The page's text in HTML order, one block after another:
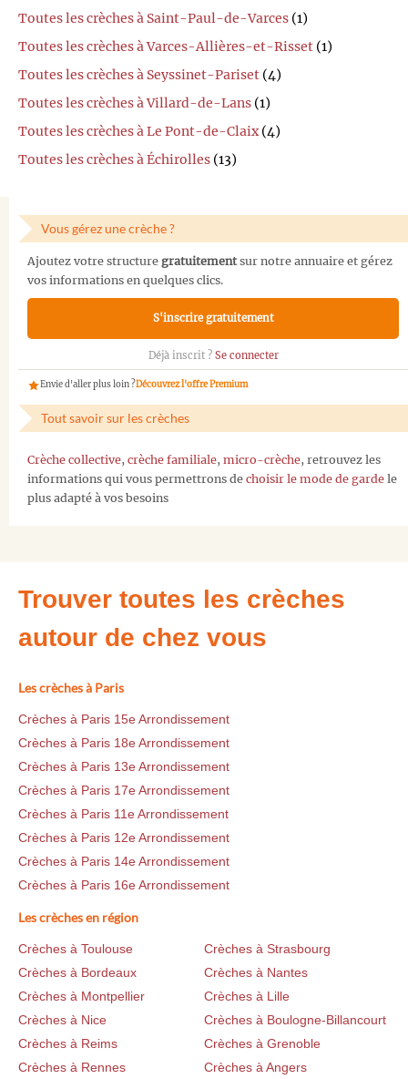
Toutes les crèches à Saint-Paul-de-Varces (1)
Toutes les crèches à Varces-Allières-et-Risset (1)
Toutes les crèches à Seyssinet-Pariset (4)
Toutes les crèches à Villard-de-Lans (1)
Toutes les crèches à Le Pont-de-Claix(4)
Toutes les crèches à Échirolles (13)
Vous gérez une crèche ?
Ajoutez votre structure gratuitementsur notre annuaire et gérez
vos informations en quelques clics.
S'inscrire gratuitement
Déjà inscrit ? Se connecter
Envie d'aller plus loin ?Découvrez l'offre Premium
Tout savoir sur les crèches
Crèche collective, crèche familiale, micro-crèche, retrouvez les
informations qui vous permettrons de choisir le mode de garde le
plus adapté à vos besoins
Trouver toutes les crèches
autour de chez vous
Les crèches à Paris
Crèches à Paris 15e Arrondissement
Crèches à Paris 18e Arrondissement
Crèches à Paris 13e Arrondissement
Crèches à Paris 17e Arrondissement
Crèches à Paris 11e Arrondissement
Crèches à Paris 12e Arrondissement
Crèches à Paris 14e Arrondissement
Crèches à Paris 16e Arrondissement
Les crèches en région
Crèches à Toulouse
Crèches à Strasbourg
Crèches à Bordeaux
Crèches à Nantes
Crèches à Montpellier
Crèches à Lille
Crèches à Nice
Crèches à Boulogne-Billancourt
Crèches à Reims
Crèches à Grenoble
Crèches à Rennes
Crèches à Angers